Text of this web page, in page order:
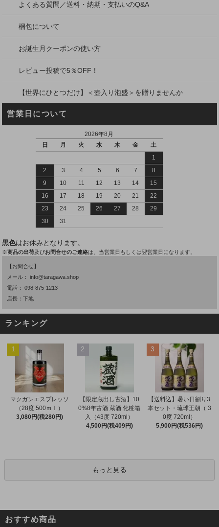
よくある質問／送料・納期・支払いのQ&A
梱包について
お誕生月クーポンの使い方
レビュー投稿で5％OFF！
【世界にひとつだけ】＜壺入り泡盛＞を贈りませんか
営業日について
2026年8月
日
月 火 水 木 金
土
1
2
3 4 5 6 7
8
9
10 11 12 13 14
15
16
17 18 19 20 21
22
23
24 25 26 27 28
29
30
31
黒色はお休みとなります。
※商品の出荷及びお問合せのご連絡は、当営業日もしくは翌営業日になります。
【お問合せ】
メール：info@taragawa.shop
電話：098-875-1213
店長：下地
ランキング
1
マクガンエスプレッソ
（28度 500ｍｌ）
3,080円(税280円)
2
【限定蔵出し古酒】10
0%8年古酒 蔵酒 化粧箱
入（43度 720ml）
4,500円(税409円)
3
【送料込】暑い日割り3
本セット・琉球王朝（ 3
0度 720ml）
5,900円(税536円)
もっと見る
おすすめ商品